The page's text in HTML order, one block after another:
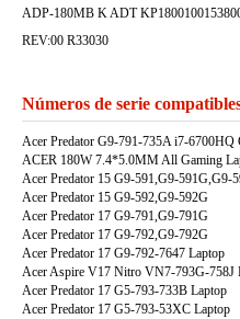
ADP-180MB K ADT
REV:00 R33030
Números de serie
Acer Predator G9-791-735A i7-
ACER 180W 7.4*5.0MM All Gaming
Acer Predator 15 G9-591,G9-591G,G9-
Acer Predator 15 G9-592,G9-592G
Acer Predator 17 G9-791,G9-791G
Acer Predator 17 G9-792,G9-792G
Acer Predator 17 G9-792-7647 Laptop
Acer Aspire V17 Nitro VN7-793G-758J
Acer Predator 17 G5-793-733B Laptop
Acer Predator 17 G5-793-53XC Laptop